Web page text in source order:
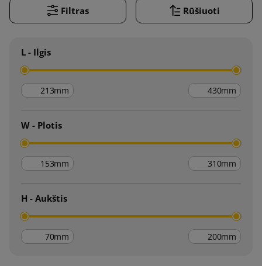
Filtras Rūšiuoti
L - Ilgis
mm mm
W - Plotis
mm mm
H - Aukštis
mm mm